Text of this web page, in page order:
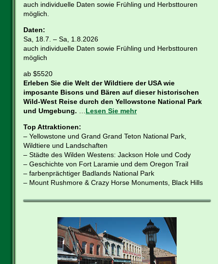
auch individuelle Daten sowie Frühling und Herbsttouren
möglich.
Daten:
Sa, 18.7. – Sa, 1.8.2026
auch individuelle Daten sowie Frühling und Herbsttouren
möglich
ab $5520
Erleben Sie die Welt der Wildtiere der USA wie
imposante Bisons und Bären auf dieser historischen
Wild-West Reise durch den Yellowstone National Park
und Umgebung.
Lesen Sie mehr
Top Attraktionen:
– Yellowstone und Grand Grand Teton National Park,
Wildtiere und Landschaften
– Städte des Wilden Westens: Jackson Hole und Cody
– Geschichte von Fort Laramie und dem Oregon Trail
– farbenprächtiger Badlands National Park
– Mount Rushmore & Crazy Horse Monuments, Black Hills